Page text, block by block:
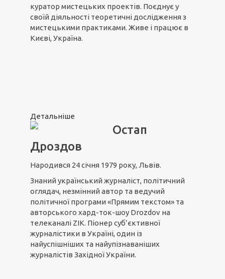
куратор мистецьких проектів. Поєднує у
своїй діяльності теоретичні дослідження з
мистецькими практиками. Живе і працює в
Києві, Україна.
Детальніше
Остап
Дроздов
Народився 24 січня 1979 року, Львів.
Знаний український журналіст, політичний
оглядач, незмінний автор та ведучий
політичної програми «Прямим текстом» та
авторського хард-ток-шоу Drozdov на
телеканалі ZIK. Піонер суб’єктивної
журналістики в Україні, один із
найуспішніших та найупізнаваніших
журналістів Західної України.